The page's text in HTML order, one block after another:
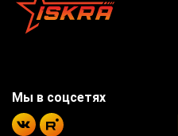
Мы в соцсетях